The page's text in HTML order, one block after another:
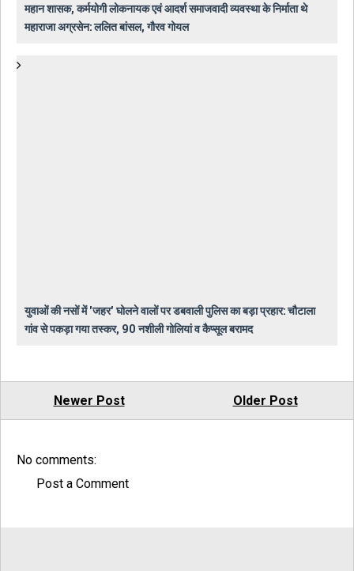
महान शासक, कर्मयोगी लोकनायक एवं आदर्श समाजवादी व्यवस्था के निर्माता थे
महाराजा अग्रसेन: ललित बांसल, गौरव गोयल
युवाओं की नसों में 'जहर' घोलने वालों पर डबवाली पुलिस का बड़ा प्रहार: चौटाला
गांव से पकड़ा गया तस्कर, 90 नशीली गोलियां व कैप्सूल बरामद
Newer Post Older Post
No comments:
Post a Comment